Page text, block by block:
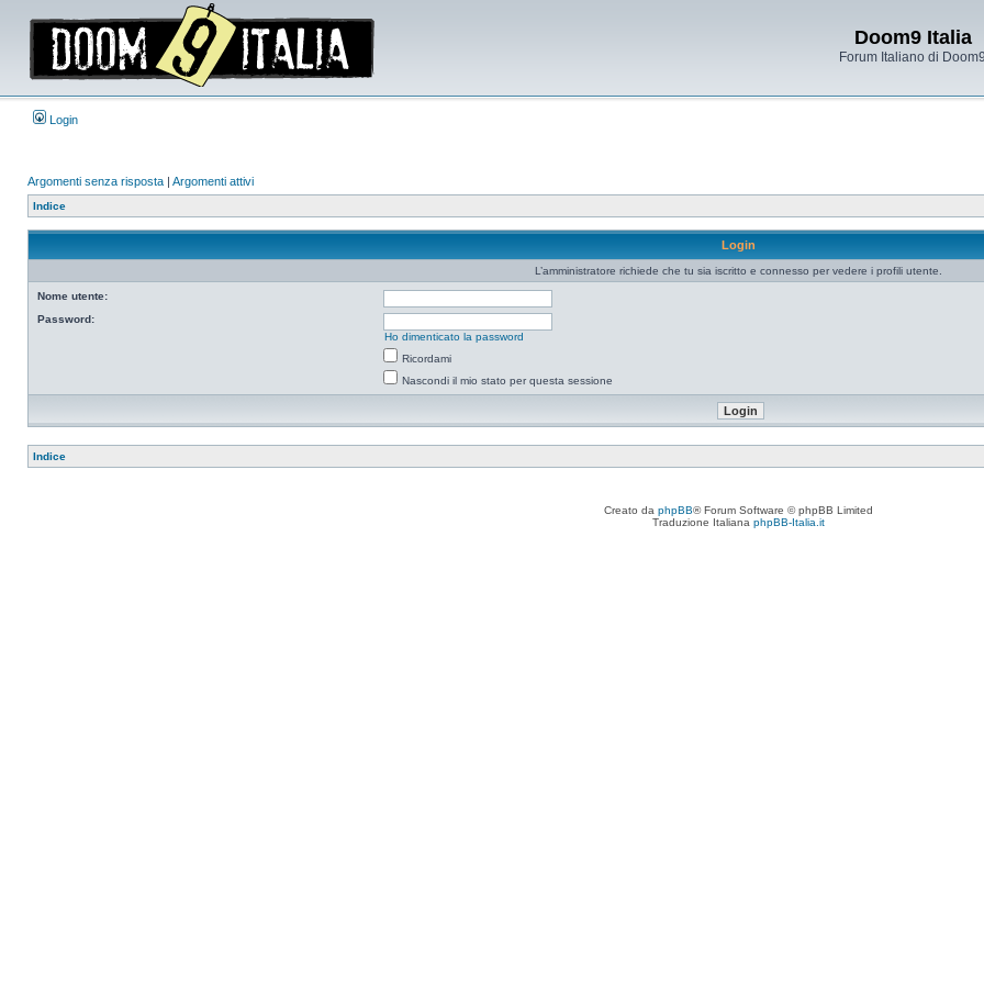
Doom9 Italia
Forum Italiano di Doom9
Login
Argomenti senza risposta | Argomenti attivi
Indice
Login
L’amministratore richiede che tu sia iscritto e connesso per vedere i profili utente.
Nome utente:
Password:
Ho dimenticato la password
Ricordami
Nascondi il mio stato per questa sessione
Indice
Creato da phpBB® Forum Software © phpBB Limited
Traduzione Italiana phpBB-Italia.it